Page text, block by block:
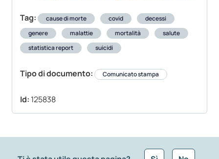
Tag: cause di morte covid
decessi
genere
malattie mortalità
salute
statistica report
suicidi
Tipo di documento: Comunicato stampa
Id: 125838